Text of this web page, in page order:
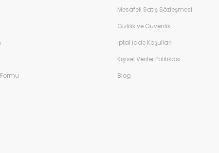
Filet Içi Kürklü Kışlık Bot - Bordo
Mesafeli Satış Sözleşmesi
Gizlilik ve Güvenlik
İptal İade Koşullari
Kişisel Veriler Politikası
Blog